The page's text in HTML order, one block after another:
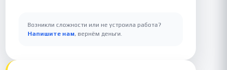
Возникли сложности или не устроила работа?
Напишите нам, вернём деньги.